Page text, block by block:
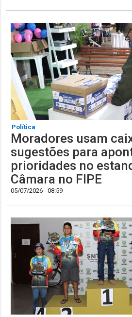
Política
Moradores usam
sugestões para
prioridades no
Câmara no FIPE
05/07/2026 - 08:59